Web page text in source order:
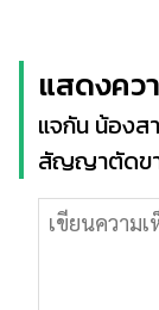
แสดงคว
แจกัน น้องส
สัญญาตัดข